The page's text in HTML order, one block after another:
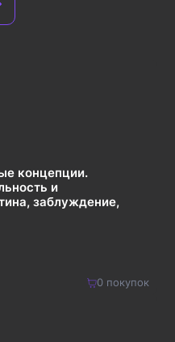
концепции.
и
заблуждение,
0покупок